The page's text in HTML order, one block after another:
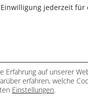
jederzeit für
Erfahrung auf unserer
erfahren, welche
Einstellungen.